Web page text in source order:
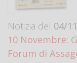
Notizia del 04/
10 Novembre:
Forum di